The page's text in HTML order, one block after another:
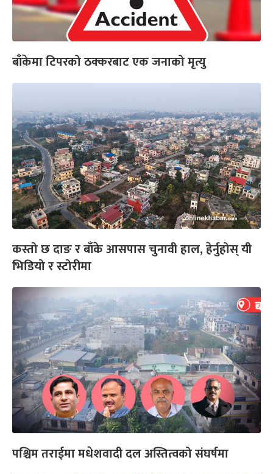
बाँकेमा टिपरको ठक्करबाट एक जनाको मृत्यु
कस्तो छ दाङ र बाँके आसपास चुनावी हाल, हेर्नुहोस् यी
भिडियो र स्टोरीमा
पश्चिम तराईमा मधेशवादी दल अस्तित्वको संघर्षमा